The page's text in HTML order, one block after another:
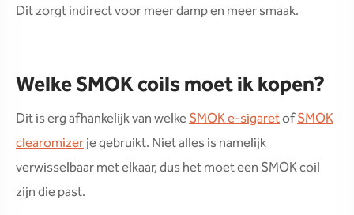
Dit zorgt indirect voor meer damp en meer smaak.
Welke SMOK coils moet ik kopen?
Dit is erg afhankelijk van welkeSMOK e-sigaretofSMOK
clearomizerje gebruikt. Niet alles is namelijk
verwisselbaar met elkaar, dus het moet een SMOK coil
zijn die past.